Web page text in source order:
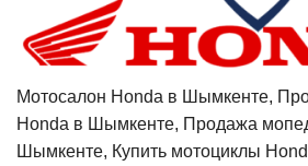
Мотосалон Honda в Шымкенте,
Honda в Шымкенте, Продажа
Шымкенте, Купить мотоциклы